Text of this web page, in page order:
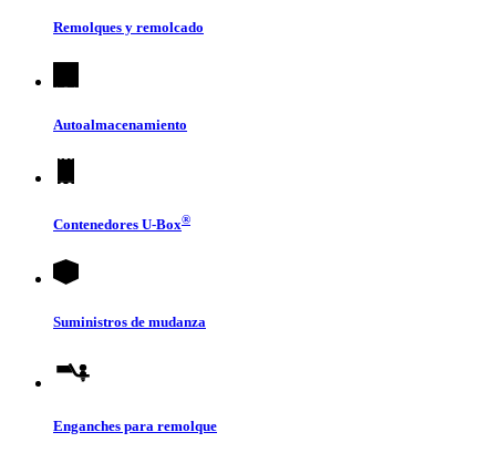
Remolques y remolcado
Autoalmacenamiento
Contenedores U-Box®
Suministros de mudanza
Enganches para remolque